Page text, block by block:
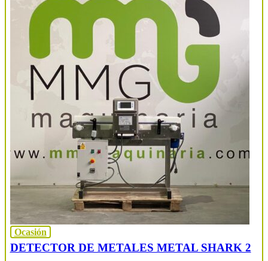
Ocasión
DETECTOR DE METALES METAL SHARK 2